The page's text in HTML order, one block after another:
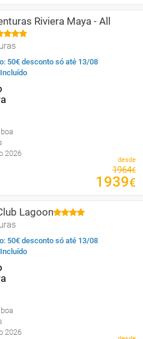
Riviera Maya - All
50€ desconto só até 13/08
2026
desde
1964€
1939€
Lagoon
50€ desconto só até 13/08
2026